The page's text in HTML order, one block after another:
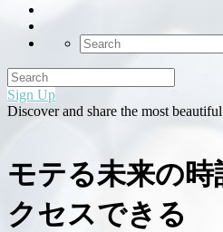
Sign Up
Discover and share the most
モテる未来の
クセスできる